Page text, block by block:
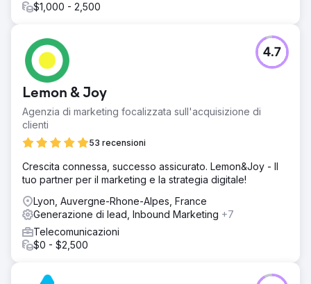
$1,000 - 2,500
Lemon & Joy
Agenzia di marketing focalizzata sull'acquisizione di
clienti
53 recensioni
4.7
Crescita connessa, successo assicurato. Lemon&Joy - Il
tuo partner per il marketing e la strategia digitale!
Lyon, Auvergne-Rhone-Alpes, France
Generazione di lead, Inbound Marketing +7
Telecomunicazioni
$0 - $2,500